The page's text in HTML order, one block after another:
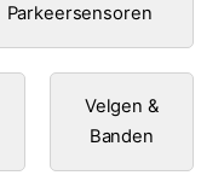
Parkeersensoren
Velgen &
Banden